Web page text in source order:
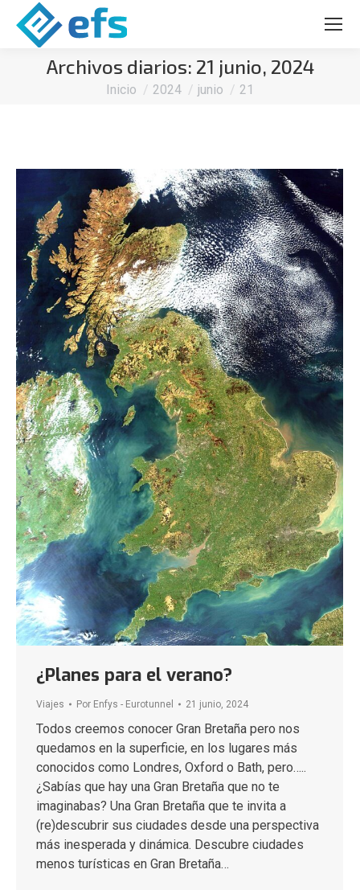
Archivos diarios: 21 junio, 2024
Estás aquí:
Inicio 2024 junio 21
¿Planes para el verano?
Viajes Por Enfys - Eurotunnel 21 junio, 2024
Todos creemos conocer Gran Bretaña pero nos
quedamos en la superficie, en los lugares más
conocidos como Londres, Oxford o Bath, pero…..
¿Sabías que hay una Gran Bretaña que no te
imaginabas? Una Gran Bretaña que te invita a
(re)descubrir sus ciudades desde una perspectiva
más inesperada y dinámica. Descubre ciudades
menos turísticas en Gran Bretaña…